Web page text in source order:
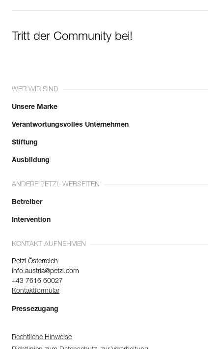
Tritt der Community bei!
WER WIR SIND
Unsere Marke
Verantwortungsvolles Unternehmen
Stiftung
Ausbildung
ANDERE PETZL WEBSEITEN
Betreiber
Intervention
KONTAKT AUFNEHMEN
Petzl Österreich
info.austria@petzl.com
+43 7616 60027
Kontaktformular
Pressezugang
Rechtliche Hinweise